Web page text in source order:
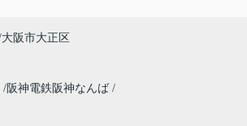
大阪市大正区
阪神電鉄阪神なんば